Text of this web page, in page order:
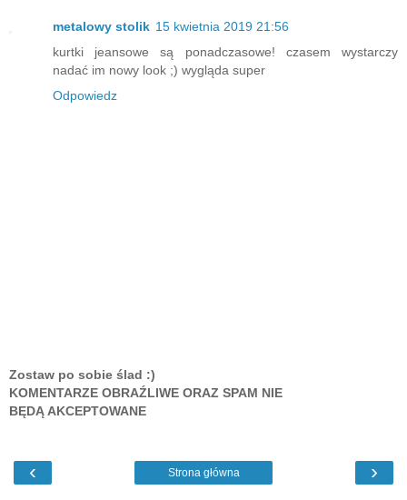
metalowy stolik 15 kwietnia 2019 21:56
kurtki jeansowe są ponadczasowe! czasem wystarczy
nadać im nowy look ;) wygląda super
Odpowiedz
Zostaw po sobie ślad :)
KOMENTARZE OBRAŹLIWE ORAZ SPAM NIE
BĘDĄ AKCEPTOWANE
‹ ›
Strona główna